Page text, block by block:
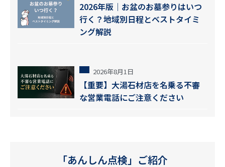
2026年版｜お盆のお墓参りはいつ
行く？地域別日程とベストタイミ
ング解説
2026年8月1日
【重要】大湯石材店を名乗る不審
な営業電話にご注意ください
「あんしん点検」ご紹介